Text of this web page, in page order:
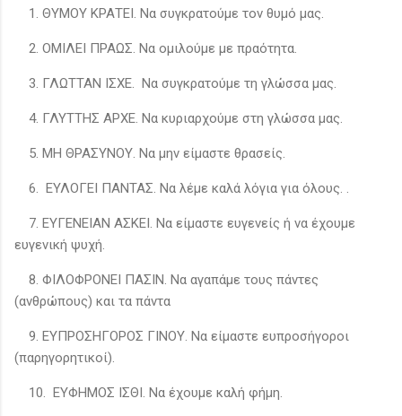
1. ΘΥΜΟΥ ΚΡΑΤΕΙ. Να συγκρατούμε τον θυμό μας.
2. ΟΜΙΛΕΙ ΠΡΑΩΣ. Να ομιλούμε με πραότητα.
3. ΓΛΩΤΤΑΝ ΙΣΧΕ. Να συγκρατούμε τη γλώσσα μας.
4. ΓΛΥΤΤΗΣ ΑΡΧΕ. Να κυριαρχούμε στη γλώσσα μας.
5. ΜΗ ΘΡΑΣΥΝΟΥ. Να μην είμαστε θρασείς.
6. ΕΥΛΟΓΕΙ ΠΑΝΤΑΣ. Να λέμε καλά λόγια για όλους. .
7. ΕΥΓΕΝΕΙΑΝ ΑΣΚΕΙ. Να είμαστε ευγενείς ή να έχουμε
ευγενική ψυχή.
8. ΦΙΛΟΦΡΟΝΕΙ ΠΑΣΙΝ. Να αγαπάμε τους πάντες
(ανθρώπους) και τα πάντα
9. ΕΥΠΡΟΣΗΓΟΡΟΣ ΓΙΝΟΥ. Να είμαστε ευπροσήγοροι
(παρηγορητικοί).
10. ΕΥΦΗΜΟΣ ΙΣΘΙ. Να έχουμε καλή φήμη.